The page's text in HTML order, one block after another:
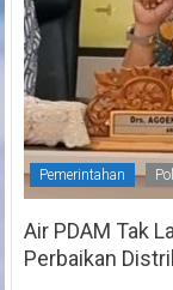
Pemerintahan
Air PDAM Tak
Perbaikan